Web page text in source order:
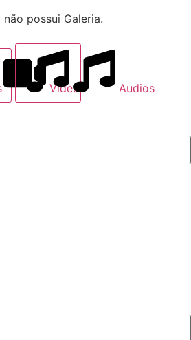
não possui Galeria.
Videos Audios